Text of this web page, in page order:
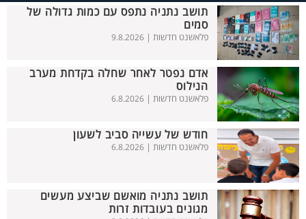
תושב נתניה נתפס עם כמות גדולה של
סמים
פלאשנט חדשות | 9.8.2026
אדם נפטר לאחר שחלה בקדחת מערב
הנילוס
פלאשנט חדשות | 6.8.2026
חודש של עשייה סביב לשעון
פלאשנט חדשות | 6.8.2026
תושב נתניה מואשם שביצע מעשים
מגונים בעובדות זרות